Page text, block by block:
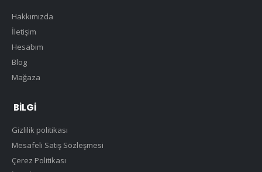
KISA LINKLER
Hakkımızda
Hesabım
Mağaza
BILGI